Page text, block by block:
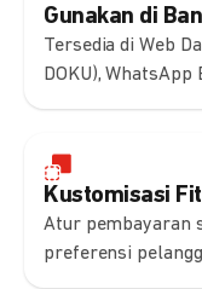
Gunakan di
Tersedia di Web
DOKU), WhatsApp
Kustomisasi
Atur pembayaran
preferensi